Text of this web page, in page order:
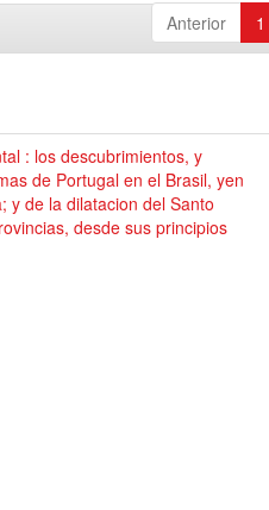
Anterior 1
: los descubrimientos, y
de Portugal en el Brasil, yen
y de la dilatacion del Santo
desde sus principios